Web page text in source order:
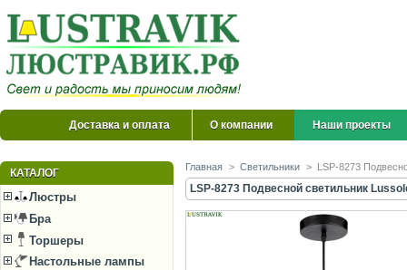
Доставка и оплата О компании Наши проекты
КАТАЛОГ
Люстры
Бра
Торшеры
Настольные лампы
Главная > Светильники > LSP-8273
LSP-8273 Подвесной светильник